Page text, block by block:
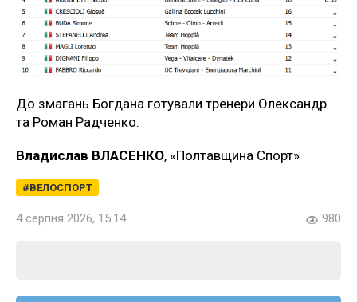
До змагань Богдана готували тренери Олександр
та Роман Радченко.
Владислав ВЛАСЕНКО, «Полтавщина Спорт»
ВЕЛОСПОРТ
4 серпня 2026, 15:14 980